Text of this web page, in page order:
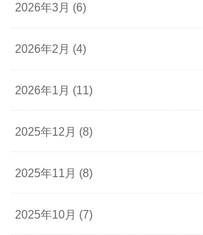
2026年3月 (6)
2026年2月 (4)
2026年1月 (11)
2025年12月 (8)
2025年11月 (8)
2025年10月 (7)